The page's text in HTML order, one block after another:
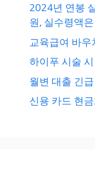
2024년 연봉
원, 실수령액
교육급여 바우
하이푸 시술
월변 대출 긴
신용 카드 현